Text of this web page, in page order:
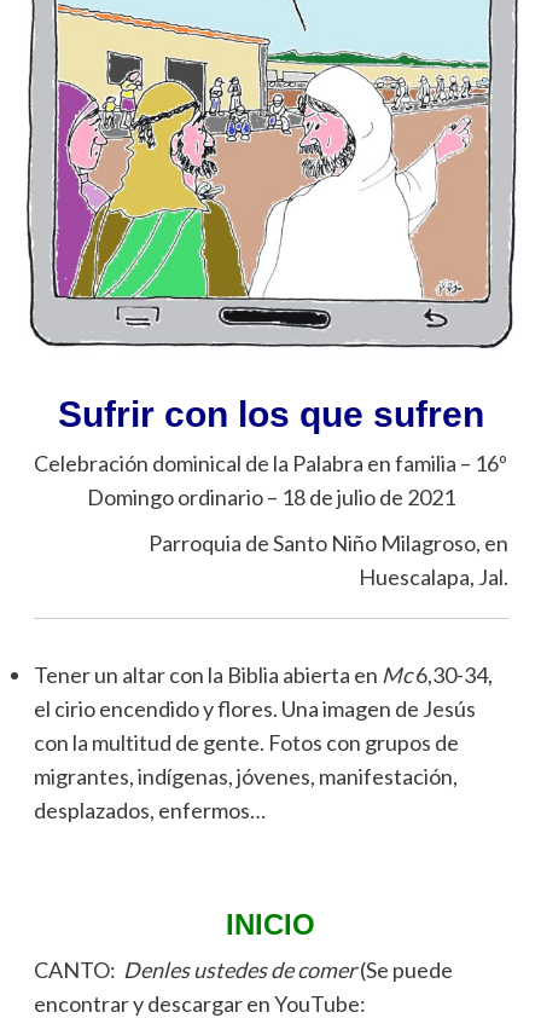
Sufrir con los que sufren
Celebración dominical de la Palabra en familia – 16º
Domingo ordinario – 18 de julio de 2021
Parroquia de Santo Niño Milagroso, en
Huescalapa, Jal.
Tener un altar con la Biblia abierta en Mc6,30-34,
el cirio encendido y flores. Una imagen de Jesús
con la multitud de gente. Fotos con grupos de
migrantes, indígenas, jóvenes, manifestación,
desplazados, enfermos…
INICIO
CANTO: Denles ustedes de comer(Se puede
encontrar y descargar en YouTube: